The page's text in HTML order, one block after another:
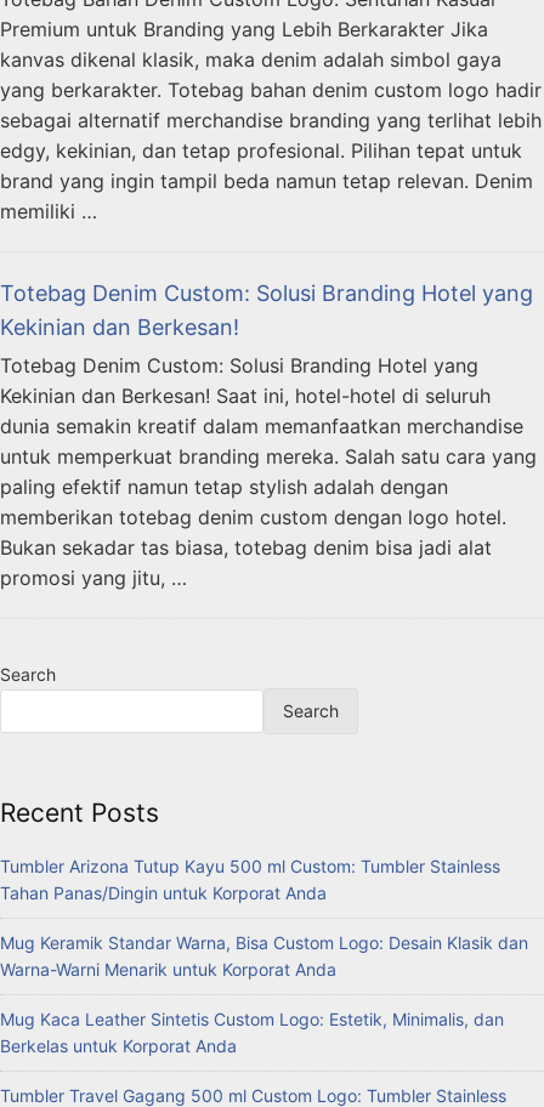
Premium untuk Branding yang Lebih Berkarakter Jika
kanvas dikenal klasik, maka denim adalah simbol gaya
yang berkarakter. Totebag bahan denim custom logo hadir
sebagai alternatif merchandise branding yang terlihat lebih
edgy, kekinian, dan tetap profesional. Pilihan tepat untuk
brand yang ingin tampil beda namun tetap relevan. Denim
memiliki …
Totebag Denim Custom: Solusi Branding Hotel yang
Kekinian dan Berkesan!
Totebag Denim Custom: Solusi Branding Hotel yang
Kekinian dan Berkesan! Saat ini, hotel-hotel di seluruh
dunia semakin kreatif dalam memanfaatkan merchandise
untuk memperkuat branding mereka. Salah satu cara yang
paling efektif namun tetap stylish adalah dengan
memberikan totebag denim custom dengan logo hotel.
Bukan sekadar tas biasa, totebag denim bisa jadi alat
promosi yang jitu, …
Search
Search
Recent Posts
Tumbler Arizona Tutup Kayu 500 ml Custom: Tumbler Stainless
Tahan Panas/Dingin untuk Korporat Anda
Mug Keramik Standar Warna, Bisa Custom Logo: Desain Klasik dan
Warna-Warni Menarik untuk Korporat Anda
Mug Kaca Leather Sintetis Custom Logo: Estetik, Minimalis, dan
Berkelas untuk Korporat Anda
Tumbler Travel Gagang 500 ml Custom Logo: Tumbler Stainless